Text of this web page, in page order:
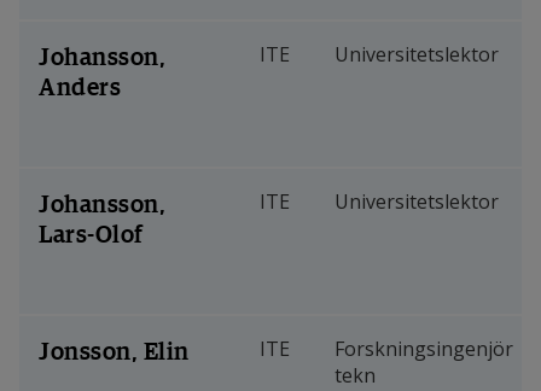
Johansson,
Anders
ITE Universitetslektor
Johansson,
Lars-Olof
ITE Universitetslektor
Jonsson, Elin ITE
Forskningsingenjör
tekn